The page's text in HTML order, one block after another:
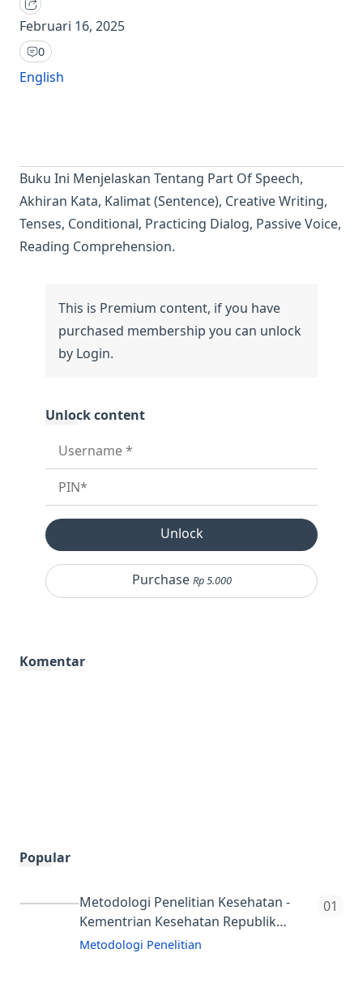
Februari 16, 2025
0
English
Buku Ini Menjelaskan Tentang Part Of Speech,
Akhiran Kata, Kalimat (Sentence), Creative Writing,
Tenses, Conditional, Practicing Dialog, Passive Voice,
Reading Comprehension.
Unlock
Purchase Rp 5.000
Komentar
Popular
Metodologi Penelitian Kesehatan -
Kementrian Kesehatan Republik
Indonesia
Metodologi Penelitian